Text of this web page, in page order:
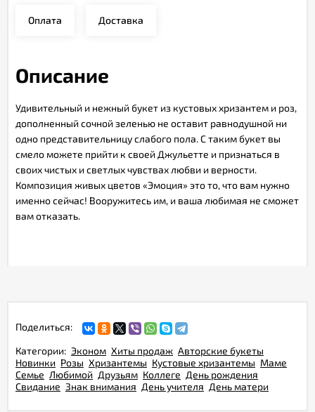
Оплата Доставка
Описание
Удивительный и нежный букет из кустовых хризантем и роз,
дополненный сочной зеленью не оставит равнодушной ни
одно представительницу слабого пола. С таким букет вы
смело можете прийти к своей Джульетте и признаться в
своих чистых и светлых чувствах любви и верности.
Композиция живых цветов «Эмоция» это то, что вам нужно
именно сейчас! Вооружитесь им, и ваша любимая не сможет
вам отказать.
Поделиться:
Категории: Эконом Хиты продаж Авторские букеты
Новинки Розы Хризантемы Кустовые хризантемы Маме
Семье Любимой Друзьям Коллеге День рождения
Свидание Знак внимания День учителя День матери